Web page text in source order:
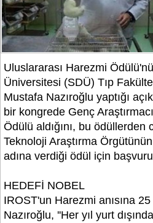
Uluslararası Harezmi
Üniversitesi (SDÜ) Tıp
Mustafa Nazıroğlu yaptığı
bir kongrede Genç
Ödülü aldığını, bu
Teknoloji Araştırma
adına verdiği ödül için
HEDEFİ NOBEL
IROST'un Harezmi anısına
Nazıroğlu, ''Her yıl yurt